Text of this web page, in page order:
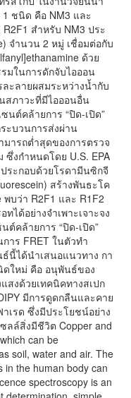
1 ชนิด คือ NM3 และ
สำหรับ NM3 ประ
จำนวน 2 หมู่ เชื่อมต่อกับ
ด้วย
มในการดักจับไอออน
ละลายผสมระหว่างน้ำกับ
สภาวะที่มีไอออนอื่น
นต์คล้ายการ “ปิด-เปิด”
ะบวนการส่งผ่าน
ารถต่ำสุดของการตรวจ
งกำหนดโดย U.S. EPA
ระกอบด้วยโรดามีนซิกจี
สร้างพันธะโค
พบว่า R2F1 และ R1F2
ได้อย่างจำเพาะเจาะจง
ต์คล้ายการ “ปิด-เปิด”
าร FRET ในตัวทำ
นี้ได้นำเสนอแนวทาง กา
ดใหม่ คือ อนุพันธ์ของ
สงด้วยเทคนิคทางสเปก
มีการดูดกลืนและคาย
เรด ซึ่งมีประโยชน์อย่าง
ลล์สิ่งมีชีวิต Copper and
can be
soil, water and air. The
in the human body can
spectroscopy is an